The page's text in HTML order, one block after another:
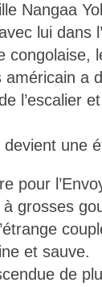
Nangaa
lui dans
congolaise,
a
l’escalier
une
pour
à grosses
et sauve.
de